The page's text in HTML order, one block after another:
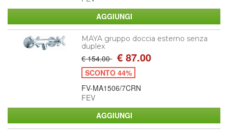
MAYA gruppo doccia esterno senza
duplex
€ 154.00 € 87.00
SCONTO 44%
FV-MA1506/7CRN
FEV